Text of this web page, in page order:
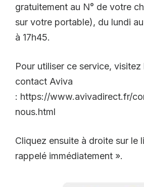
gratuitement au N° de votre
sur votre portable), du lundi
à 17h45.
Pour utiliser ce service,
contact Aviva
: https://www.avivadirect.fr/
nous.html
Cliquez ensuite à droite sur le
rappelé immédiatement ».